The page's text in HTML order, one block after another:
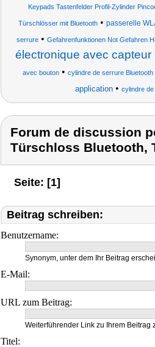
Keypads Tastenfelder Profil-Zylinder
Türschlösser mit Bluetooth • passerelle
serrure • Gefahrenfunktionen Not Gefahren
électronique avec
avec bouton• cylindre de serrure Bluetooth
application• cylindre
Forum de discussion
Türschloss Bluetooth,
Seite: [1]
Beitrag schreiben:
Benutzername:
Synonym, unter dem Ihr Beitrag
E-Mail:
URL zum Beitrag:
Weiterführender Link zu Ihrem Beitrag
Titel: